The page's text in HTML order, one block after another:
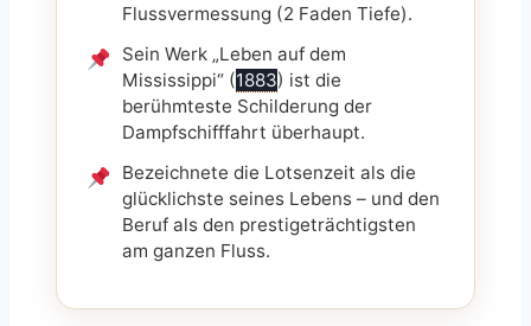
Flussvermessung (2 Faden Tiefe).
Sein Werk „Leben auf dem
Mississippi“ (1883) ist die
berühmteste Schilderung der
Dampfschifffahrt überhaupt.
Bezeichnete die Lotsenzeit als die
glücklichste seines Lebens – und den
Beruf als den prestigeträchtigsten
am ganzen Fluss.